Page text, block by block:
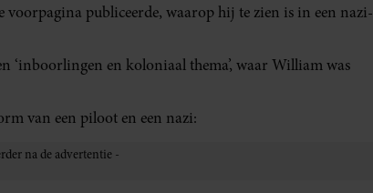
voorpagina publiceerde, waarop hij te zien is in een nazi-
‘inboorlingen en koloniaal thema’, waar William was
van een piloot en een nazi: